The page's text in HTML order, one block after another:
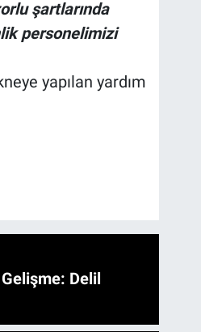
şartlarında
personelimizi
yapılan yardım
Delil